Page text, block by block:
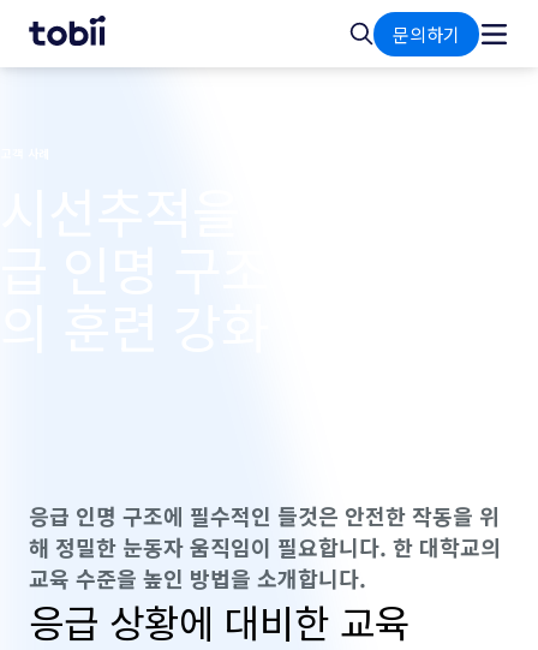
검
색
문의하기
응급 인명 구조에 필수적인 들것은 안전한 작동을 위
해 정밀한 눈동자 움직임이 필요합니다. 한 대학교의
교육 수준을 높인 방법을 소개합니다.
응급 상황에 대비한 교육